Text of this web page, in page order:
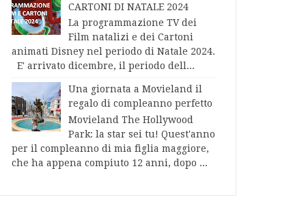
CARTONI DI NATALE 2024
La programmazione TV dei
Film natalizi e dei Cartoni
animati Disney nel periodo di Natale 2024.
E' arrivato dicembre, il periodo dell...
Una giornata a Movieland il
regalo di compleanno perfetto
Movieland The Hollywood
Park: la star sei tu! Quest'anno
per il compleanno di mia figlia maggiore,
che ha appena compiuto 12 anni, dopo ...